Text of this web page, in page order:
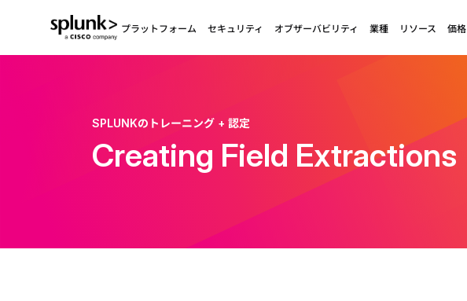
プラットフォーム セキュリティ オブザーバビリティ 業種 リソース 価格
SPLUNKのトレーニング + 認定
Creating Field Extractions